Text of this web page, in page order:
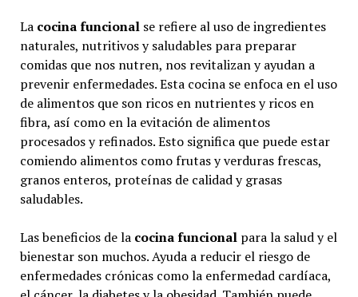
La cocina funcionalse refiere al uso de ingredientes
naturales, nutritivos y saludables para preparar
comidas que nos nutren, nos revitalizan y ayudan a
prevenir enfermedades. Esta cocina se enfoca en el uso
de alimentos que son ricos en nutrientes y ricos en
fibra, así como en la evitación de alimentos
procesados ​​y refinados. Esto significa que puede estar
comiendo alimentos como frutas y verduras frescas,
granos enteros, proteínas de calidad y grasas
saludables.
Las beneficios de la cocina funcionalpara la salud y el
bienestar son muchos. Ayuda a reducir el riesgo de
enfermedades crónicas como la enfermedad cardíaca,